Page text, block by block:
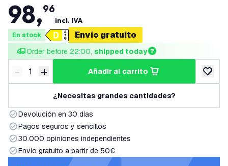
98,96
incl. IVA
En stock Envío gratuito
Order before 22:00, shipped today
Disminuir cantidad
- Aumentar cantidad
+ añadir al carrito
añadir
¿Necesitas grandes cantidades?
Devolución en 30 días
Pagos seguros y sencillos
30.000 opiniones independientes
Envío gratuito a partir de 50€